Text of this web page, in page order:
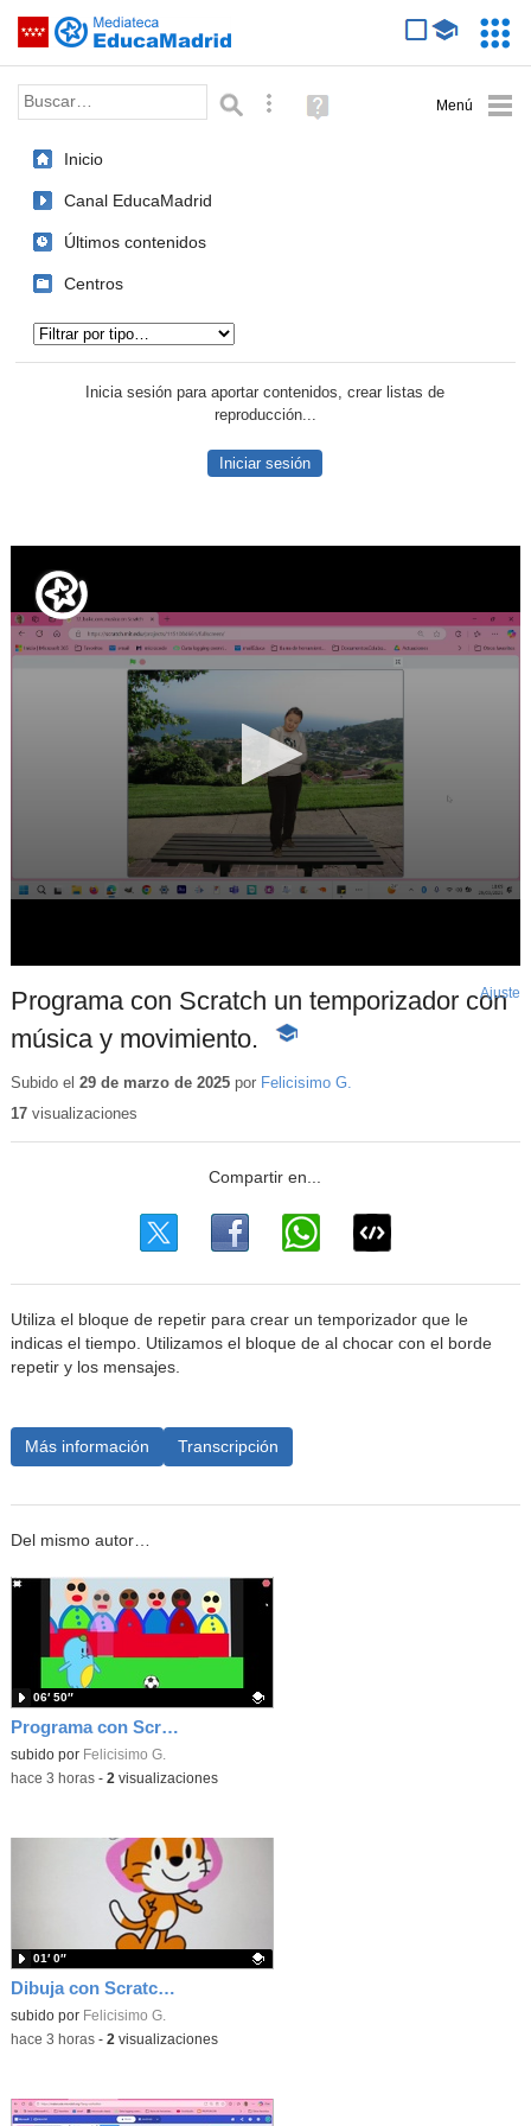
Saltar navegación
Palabra o frase: Búsqueda avanzada
Ayuda
(en
Inicio
Canal EducaMadrid
Últimos contenidos
Centros
Inicia sesión para aportar contenidos, crear listas de
reproducción...
Iniciar sesión
Programa con Scratch un temporizador con
música y movimiento.
-
educativo
Ajuste
Subido el 29 de marzo de 2025por Felicisimo G.
17visualizaciones
Utiliza el bloque de repetir para crear un temporizador que le
indicas el tiempo. Utilizamos el bloque de al chocar con el borde
repetir y los mensajes.
Más información Transcripción
Del mismo autor…
Programa con Scratch unas gradas para que produzca el efecto de desplazamiento.
Contenido educativo.
subido por Felicisimo G.
06′ 50″
-hace 3 horas- 2 visualizaciones
Dibuja con Scratch Jr y usa los bloques de aparecer/desparecer para hacer animaciones
Contenido educativo.
subido por Felicisimo G.
01′ 0″
-hace 3 horas- 2 visualizaciones